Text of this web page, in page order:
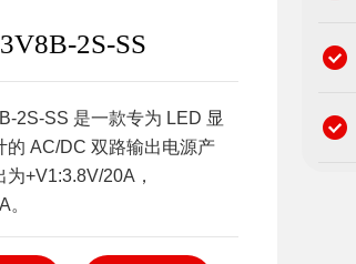
2S-SS
2S-SS 是一款专为 LED 显
的 AC/DC 双路输出电源产
+V1:3.8V/20A，